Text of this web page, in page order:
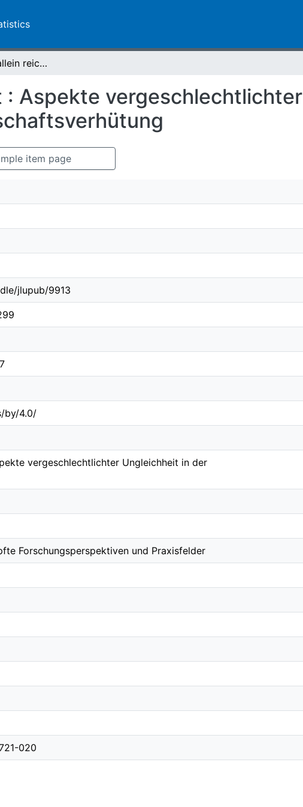
Der gute Wille allein reicht nicht : Aspekte vergeschlechtlichter Ungleichheit in der Schwangerschaftsverhütung
Aspekte vergeschlechtlichter
item page
jlupub/9913
by/4.0/
vergeschlechtlichter Ungleichheit in der
Forschungsperspektiven und Praxisfelder
020